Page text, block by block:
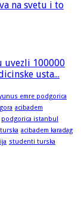
na svetu i to
uvezli 100000
usta...
emre podgorica
acibadem
podgorica istanbul
acibadem karadag
studenti turska